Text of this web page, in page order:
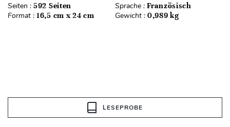
Seiten : 592 Seiten Sprache : Französisch
Format : 16,5 cm x 24 cm Gewicht : 0,989 kg
LESEPROBE